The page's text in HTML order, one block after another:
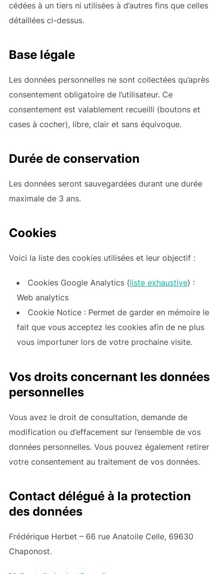
cédées à un tiers ni utilisées à d’autres fins que celles
détaillées ci-dessus.
Base légale
Les données personnelles ne sont collectées qu’après
consentement obligatoire de l’utilisateur. Ce
consentement est valablement recueilli (boutons et
cases à cocher), libre, clair et sans équivoque.
Durée de conservation
Les données seront sauvegardées durant une durée
maximale de 3 ans.
Cookies
Voici la liste des cookies utilisées et leur objectif :
Cookies Google Analytics (liste exhaustive) :
Web analytics
Cookie Notice : Permet de garder en mémoire le
fait que vous acceptez les cookies afin de ne plus
vous importuner lors de votre prochaine visite.
Vos droits concernant les données
personnelles
Vous avez le droit de consultation, demande de
modification ou d’effacement sur l’ensemble de vos
données personnelles. Vous pouvez également retirer
votre consentement au traitement de vos données.
Contact délégué à la protection
des données
Frédérique Herbet – 66 rue Anatoile Celle, 69630
Chaponost.